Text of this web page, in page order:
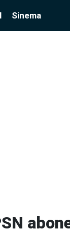
Sinema